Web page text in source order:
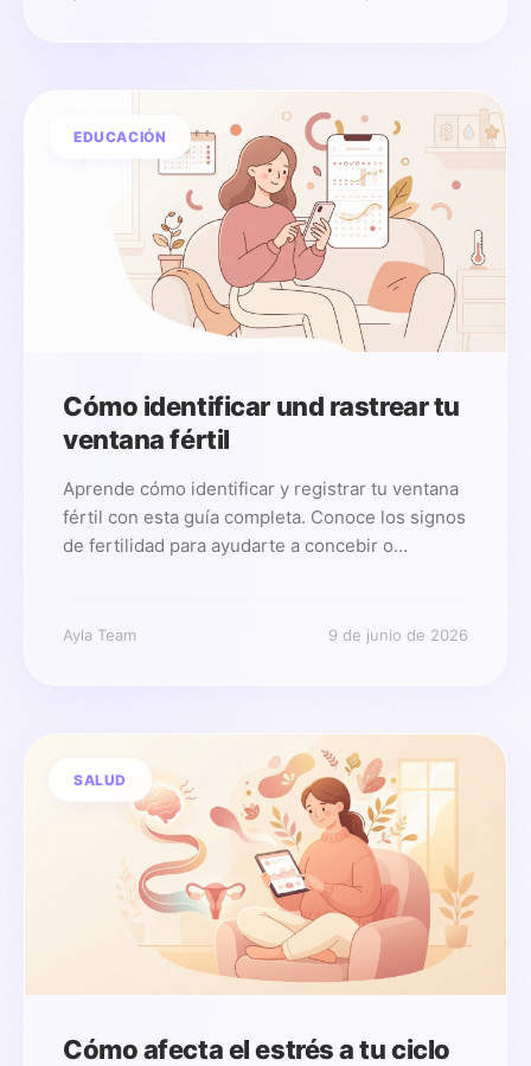
EDUCACIÓN
Cómo identificar und rastrear tu
ventana fértil
Aprende cómo identificar y registrar tu ventana
fértil con esta guía completa. Conoce los signos
de fertilidad para ayudarte a concebir o
Ayla Team 9 de junio de 2026
SALUD
Cómo afecta el estrés a tu ciclo